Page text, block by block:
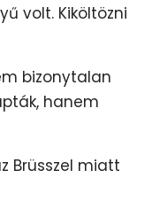
volt. Kiköltözni
bizonytalan
hanem
Brüsszel miatt